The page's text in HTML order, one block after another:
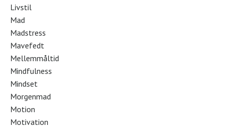
Livstil
Mad
Madstress
Mavefedt
Mellemmåltid
Mindfulness
Mindset
Morgenmad
Motion
Motivation